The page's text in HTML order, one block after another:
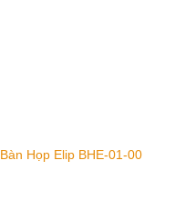
Bàn Họp Elip BHE-01-00